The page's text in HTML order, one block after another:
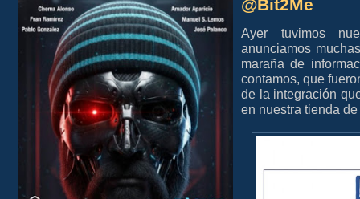
@Bit2Me
Ayer tuvimos
anunciamos
maraña de
contamos, que
de la integración
en nuestra tienda